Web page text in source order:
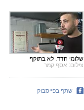
שלומי חדד. לא בתוקף
צילום: אסף קמר
שתף בפייסבוק